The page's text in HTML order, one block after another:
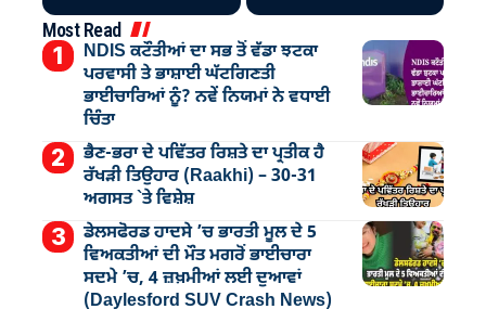
Most Read
NDIS ਕਟੌਤੀਆਂ ਦਾ ਸਭ ਤੋਂ ਵੱਡਾ ਝਟਕਾ
ਪਰਵਾਸੀ ਤੇ ਭਾਸ਼ਾਈ ਘੱਟਗਿਣਤੀ
ਭਾਈਚਾਰਿਆਂ ਨੂੰ? ਨਵੇਂ ਨਿਯਮਾਂ ਨੇ ਵਧਾਈ
ਚਿੰਤਾ
ਭੈਣ-ਭਰਾ ਦੇ ਪਵਿੱਤਰ ਰਿਸ਼ਤੇ ਦਾ ਪ੍ਰਤੀਕ ਹੈ
ਰੱਖੜੀ ਤਿਉਹਾਰ (Raakhi) – 30-31
ਅਗਸਤ `ਤੇ ਵਿਸ਼ੇਸ਼
ਡੇਲਸਫੋਰਡ ਹਾਦਸੇ ’ਚ ਭਾਰਤੀ ਮੂਲ ਦੇ 5
ਵਿਅਕਤੀਆਂ ਦੀ ਮੌਤ ਮਗਰੋਂ ਭਾਈਚਾਰਾ
ਸਦਮੇ ’ਚ, 4 ਜ਼ਖ਼ਮੀਆਂ ਲਈ ਦੁਆਵਾਂ
(Daylesford SUV Crash News)